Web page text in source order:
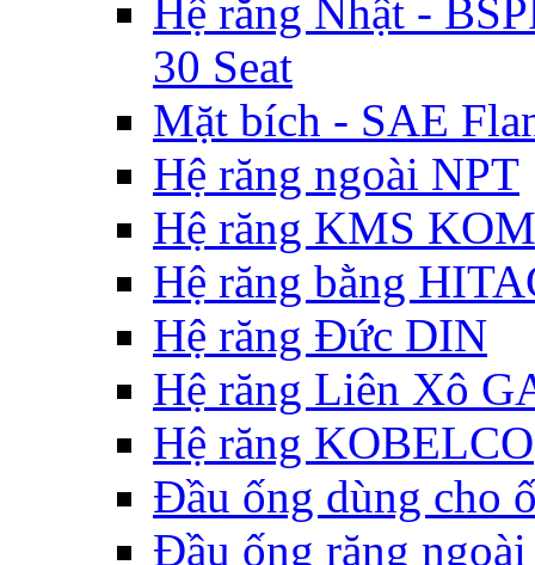
Hệ răng Nhật -
30 Seat
Mặt bích - SAE
Hệ răng ngoài NPT
Hệ răng KMS
Hệ răng bằng
Hệ răng Đức DIN
Hệ răng Liên Xô
Hệ răng KOBELCO
Đầu ống dùng cho
Đầu ống răng ngoài